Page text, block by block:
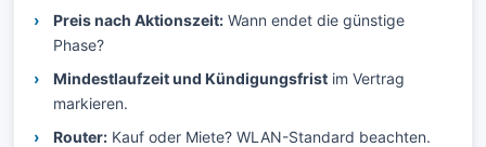
Preis nach Aktionszeit: Wann endet die günstige
Phase?
Mindestlaufzeit und Kündigungsfrist im Vertrag
markieren.
Router: Kauf oder Miete? WLAN-Standard beachten.